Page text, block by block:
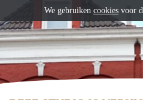
We gebruiken cookies voor